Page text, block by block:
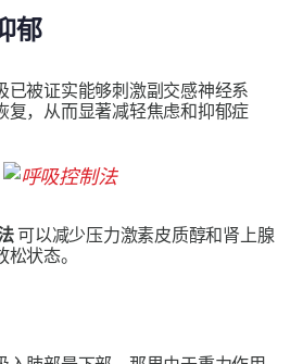
郁
已被证实能够刺激副交感神经系
复，从而显著减轻焦虑和抑郁症
可以减少压力激素皮质醇和肾上腺
状态。